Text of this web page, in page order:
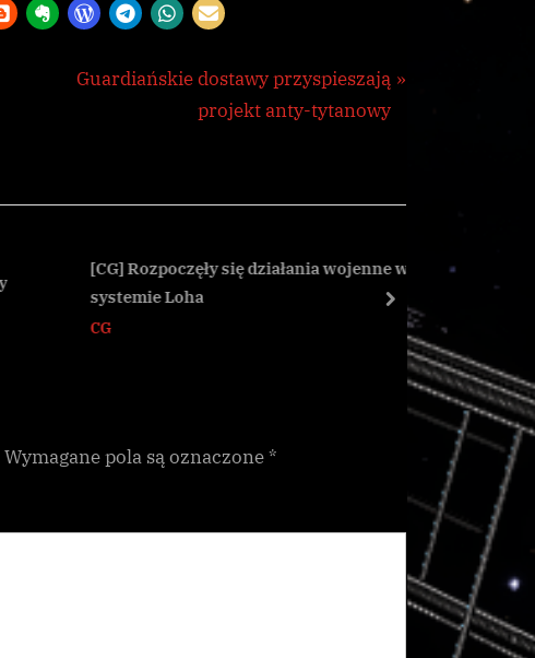
N
P
Guardiańskie dostawy przyspieszają
projekt anty-tytanowy
[CG] Rozpoczęły się działania wojenne w
systemie Loha
Salvation
next
Wymagane pola są oznaczone*